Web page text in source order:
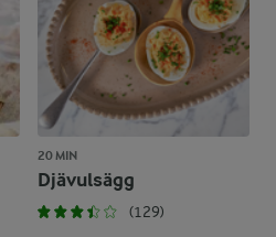
20 MIN
Djävulsägg
(129)